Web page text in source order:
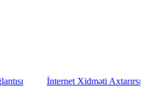
İnternet Xidməti Axtarırsınız? AE